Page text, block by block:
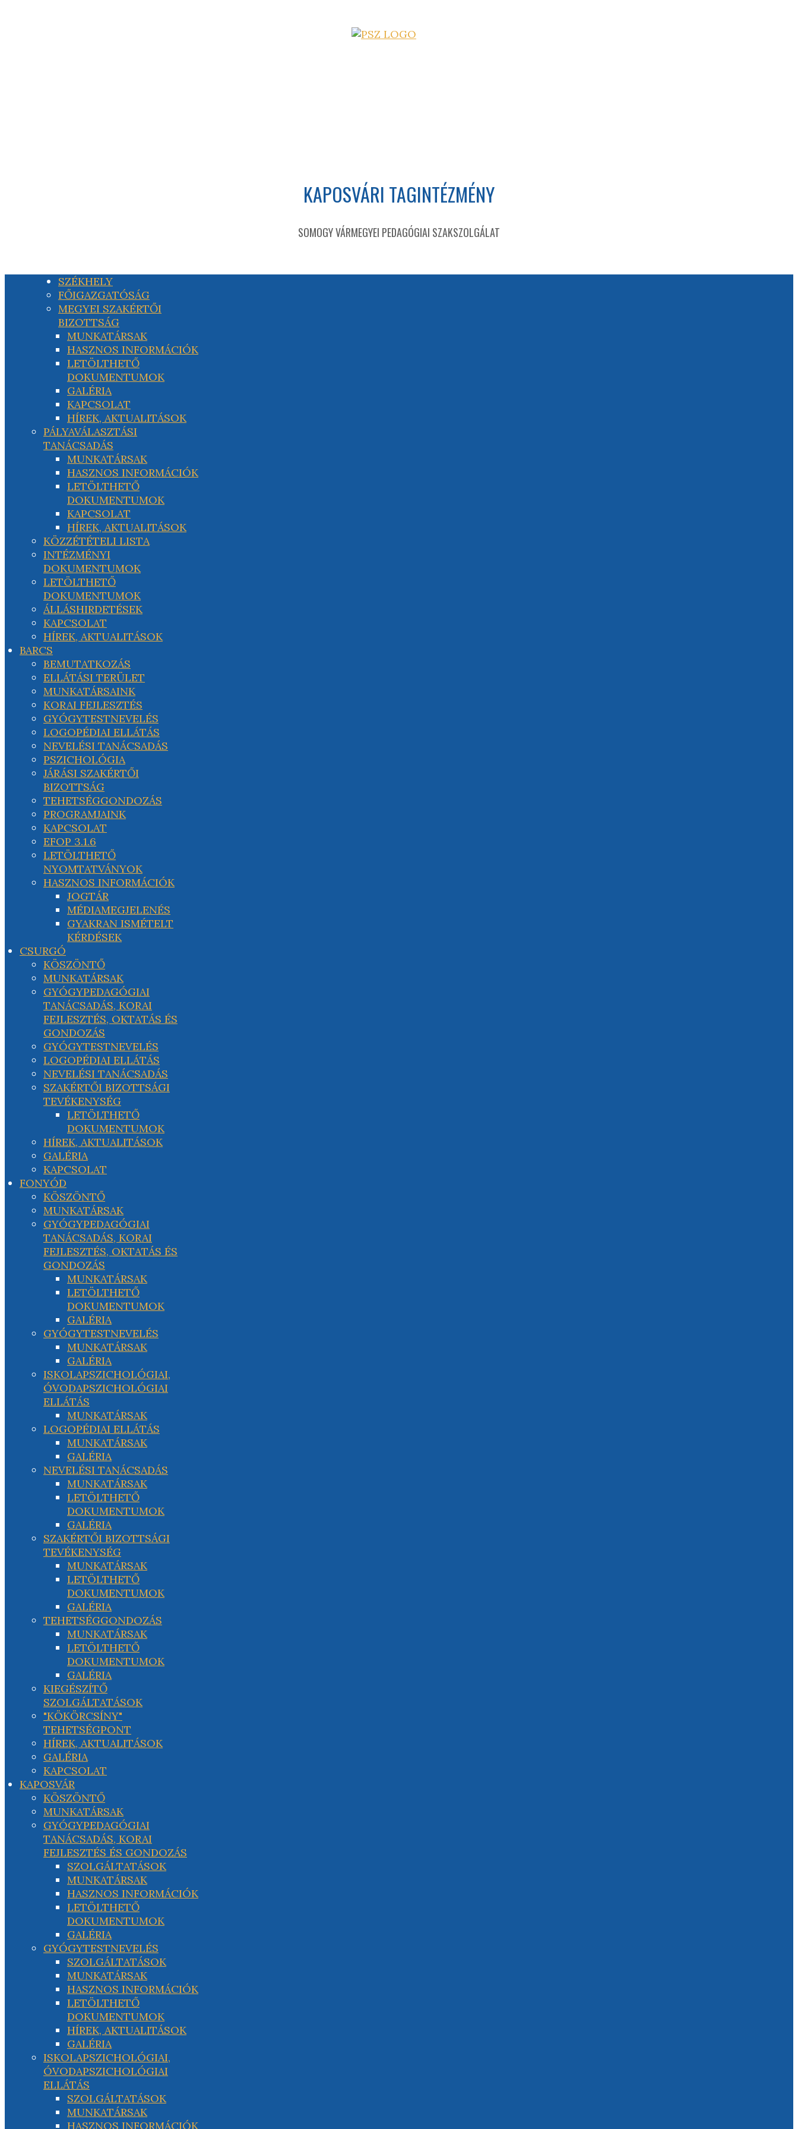
KAPOSVÁRI TAGINTÉZMÉNY
SOMOGY VÁRMEGYEI PEDAGÓGIAI SZAKSZOLGÁLAT
SZÉKHELY
FŐIGAZGATÓSÁG
MEGYEI SZAKÉRTŐI
BIZOTTSÁG
MUNKATÁRSAK
HASZNOS INFORMÁCIÓK
LETÖLTHETŐ
DOKUMENTUMOK
GALÉRIA
KAPCSOLAT
HÍREK, AKTUALITÁSOK
PÁLYAVÁLASZTÁSI
TANÁCSADÁS
MUNKATÁRSAK
HASZNOS INFORMÁCIÓK
LETÖLTHETŐ
DOKUMENTUMOK
KAPCSOLAT
HÍREK, AKTUALITÁSOK
KÖZZÉTÉTELI LISTA
INTÉZMÉNYI
DOKUMENTUMOK
LETÖLTHETŐ
DOKUMENTUMOK
ÁLLÁSHIRDETÉSEK
KAPCSOLAT
HÍREK, AKTUALITÁSOK
BARCS
BEMUTATKOZÁS
ELLÁTÁSI TERÜLET
MUNKATÁRSAINK
KORAI FEJLESZTÉS
GYÓGYTESTNEVELÉS
LOGOPÉDIAI ELLÁTÁS
NEVELÉSI TANÁCSADÁS
PSZICHOLÓGIA
JÁRÁSI SZAKÉRTŐI
BIZOTTSÁG
TEHETSÉGGONDOZÁS
PROGRAMJAINK
KAPCSOLAT
EFOP 3.1.6
LETÖLTHETŐ
NYOMTATVÁNYOK
HASZNOS INFORMÁCIÓK
JOGTÁR
MÉDIAMEGJELENÉS
GYAKRAN ISMÉTELT
KÉRDÉSEK
CSURGÓ
KÖSZÖNTŐ
MUNKATÁRSAK
GYÓGYPEDAGÓGIAI
TANÁCSADÁS, KORAI
FEJLESZTÉS, OKTATÁS ÉS
GONDOZÁS
GYÓGYTESTNEVELÉS
LOGOPÉDIAI ELLÁTÁS
NEVELÉSI TANÁCSADÁS
SZAKÉRTŐI BIZOTTSÁGI
TEVÉKENYSÉG
LETÖLTHETŐ
DOKUMENTUMOK
HÍREK, AKTUALITÁSOK
GALÉRIA
KAPCSOLAT
FONYÓD
KÖSZÖNTŐ
MUNKATÁRSAK
GYÓGYPEDAGÓGIAI
TANÁCSADÁS, KORAI
FEJLESZTÉS, OKTATÁS ÉS
GONDOZÁS
MUNKATÁRSAK
LETÖLTHETŐ
DOKUMENTUMOK
GALÉRIA
GYÓGYTESTNEVELÉS
MUNKATÁRSAK
GALÉRIA
ISKOLAPSZICHOLÓGIAI,
ÓVODAPSZICHOLÓGIAI
ELLÁTÁS
MUNKATÁRSAK
LOGOPÉDIAI ELLÁTÁS
MUNKATÁRSAK
GALÉRIA
NEVELÉSI TANÁCSADÁS
MUNKATÁRSAK
LETÖLTHETŐ
DOKUMENTUMOK
GALÉRIA
SZAKÉRTŐI BIZOTTSÁGI
TEVÉKENYSÉG
MUNKATÁRSAK
LETÖLTHETŐ
DOKUMENTUMOK
GALÉRIA
TEHETSÉGGONDOZÁS
MUNKATÁRSAK
LETÖLTHETŐ
DOKUMENTUMOK
GALÉRIA
KIEGÉSZÍTŐ
SZOLGÁLTATÁSOK
"KÖKÖRCSÍNY"
TEHETSÉGPONT
HÍREK, AKTUALITÁSOK
GALÉRIA
KAPCSOLAT
KAPOSVÁR
KÖSZÖNTŐ
MUNKATÁRSAK
GYÓGYPEDAGÓGIAI
TANÁCSADÁS, KORAI
FEJLESZTÉS ÉS GONDOZÁS
SZOLGÁLTATÁSOK
MUNKATÁRSAK
HASZNOS INFORMÁCIÓK
LETÖLTHETŐ
DOKUMENTUMOK
GALÉRIA
GYÓGYTESTNEVELÉS
SZOLGÁLTATÁSOK
MUNKATÁRSAK
HASZNOS INFORMÁCIÓK
LETÖLTHETŐ
DOKUMENTUMOK
HÍREK, AKTUALITÁSOK
GALÉRIA
ISKOLAPSZICHOLÓGIAI,
ÓVODAPSZICHOLÓGIAI
ELLÁTÁS
SZOLGÁLTATÁSOK
MUNKATÁRSAK
HASZNOS INFORMÁCIÓK